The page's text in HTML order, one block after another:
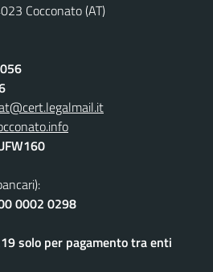
Cocconato (AT)
0002 0298
solo per pagamento tra enti